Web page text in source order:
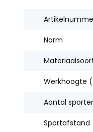
Norm
Werkhoogte
Aantal
Sportafstand